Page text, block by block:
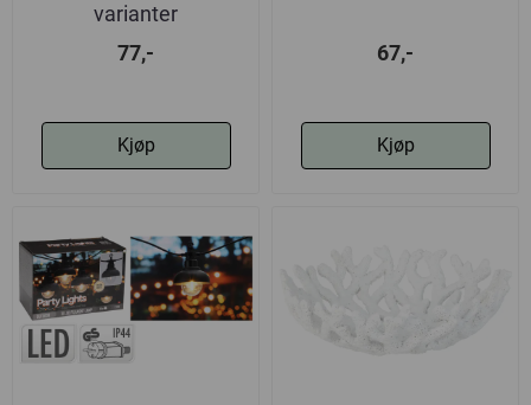
varianter
77,-
Kjøp
67,-
Kjøp